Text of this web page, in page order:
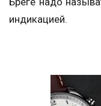
индикацией.